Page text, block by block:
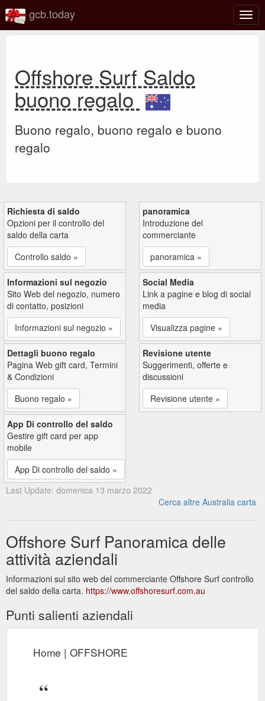
o
gcb.today
Offshore Surf Saldo
buono regalo
Buono regalo, buono regalo e buono
regalo
Richiesta di saldo
Opzioni per il controllo del
saldo della carta
Controllo saldo »
panoramica
Introduzione del
commerciante
panoramica »
Informazioni sul negozio
Sito Web del negozio, numero
di contatto, posizioni
Informazioni sul negozio »
Social Media
Link a pagine e blog di social
media
Visualizza pagine »
Dettagli buono regalo
Pagina Web gift card, Termini
& Condizioni
Buono regalo »
Revisione utente
Suggerimenti, offerte e
discussioni
Revisione utente »
App Di controllo del saldo
Gestire gift card per app
mobile
App Di controllo del saldo »
Last Update: domenica 13 marzo 2022
Cerca altre Australia carta
Offshore Surf Panoramica delle
attività aziendali
Informazioni sul sito web del commerciante Offshore Surf controllo
del saldo della carta. https://www.offshoresurf.com.au
Punti salienti aziendali
Home | OFFSHORE